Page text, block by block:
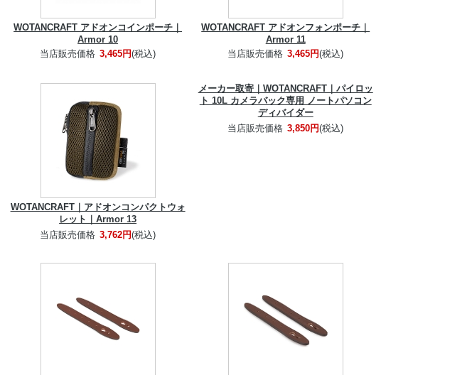
WOTANCRAFT アドオンコインポーチ｜
Armor 10
当店販売価格 3,465円(税込)
WOTANCRAFT アドオンフォンポーチ｜
Armor 11
当店販売価格 3,465円(税込)
WOTANCRAFT｜アドオンコンパクトウォ
レット｜Armor 13
当店販売価格 3,762円(税込)
メーカー取寄｜WOTANCRAFT｜パイロッ
ト 10L カメラバック専用 ノートパソコン
ディバイダー
当店販売価格 3,850円(税込)